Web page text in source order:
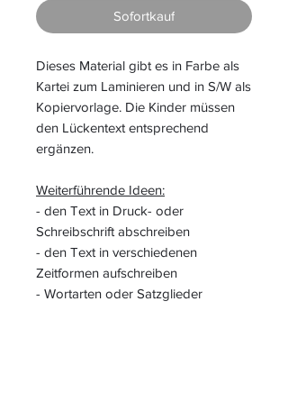
Sofortkauf
Dieses Material gibt es in Farbe als
Kartei zum Laminieren und in S/W als
Kopiervorlage. Die Kinder müssen
den Lückentext entsprechend
ergänzen.
Weiterführende Ideen:
- den Text in Druck- oder
Schreibschrift abschreiben
- den Text in verschiedenen
Zeitformen aufschreiben
- Wortarten oder Satzglieder